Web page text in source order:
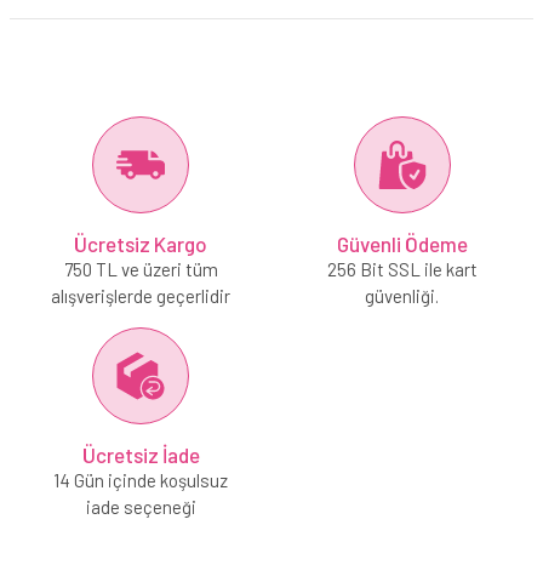
Ücretsiz Kargo
750 TL ve üzeri tüm
alışverişlerde geçerlidir
Güvenli Ödeme
256 Bit SSL ile kart
güvenliği.
Ücretsiz İade
14 Gün içinde koşulsuz
iade seçeneği